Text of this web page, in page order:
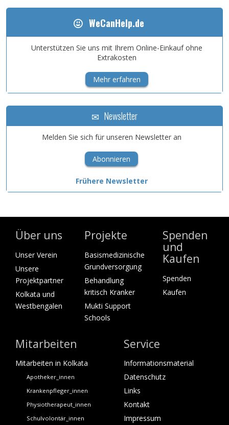
WeCanHelp.de
Unterstützen Sie uns mit Ihrem Online-Einkauf ohne
Extrakosten
Mehr erfahren
Newsletter
Melden Sie sich für unseren Newsletter an
Abonnieren
Frühere Newsletter
Über uns
Unser Verein
Unsere
Projektpartner
Kolkata und
Westbengalen
Projekte
Basismedizinische
Grundversorgung
Behandlung
kritisch Kranker
Mukti Support
Schools
Spenden
und
Kaufen
Spenden
Kaufen
Mitarbeiten
Mitarbeiten in Kolkata
Apotheker_innen
Krankenpfleger_innen
Physiotherapeut_innen
Schulvolontär_innen
Service
Informationsmaterial
Datenschutz
Links
Kontakt
Impressum